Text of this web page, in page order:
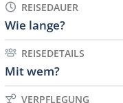
REISEDAUER
Wie lange?
REISEDETAILS
Mit wem?
VERPFLEGUNG